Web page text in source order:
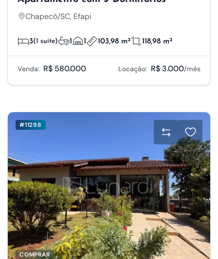
Chapecó/SC, Efapi
3(1 suíte) 1 1 103,98 m² 118,98 m²
Venda: R$ 580.000 Locação: R$ 3.000/mês
#11298
COMPRAR